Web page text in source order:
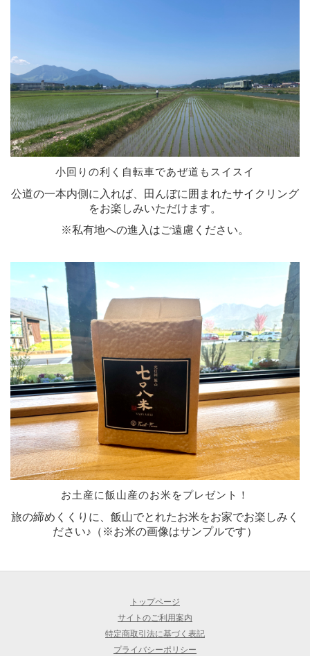
小回りの利く自転車であぜ道もスイスイ
公道の一本内側に入れば、田んぼに囲まれたサイクリング
をお楽しみいただけます。
※私有地への進入はご遠慮ください。
お土産に飯山産のお米をプレゼント！
旅の締めくくりに、飯山でとれたお米をお家でお楽しみく
ださい♪（※お米の画像はサンプルです）
トップページ
サイトのご利用案内
特定商取引法に基づく表記
プライバシーポリシー